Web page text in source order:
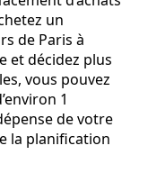
un
de Paris à
et décidez plus
vous pouvez
1
de votre
la planification